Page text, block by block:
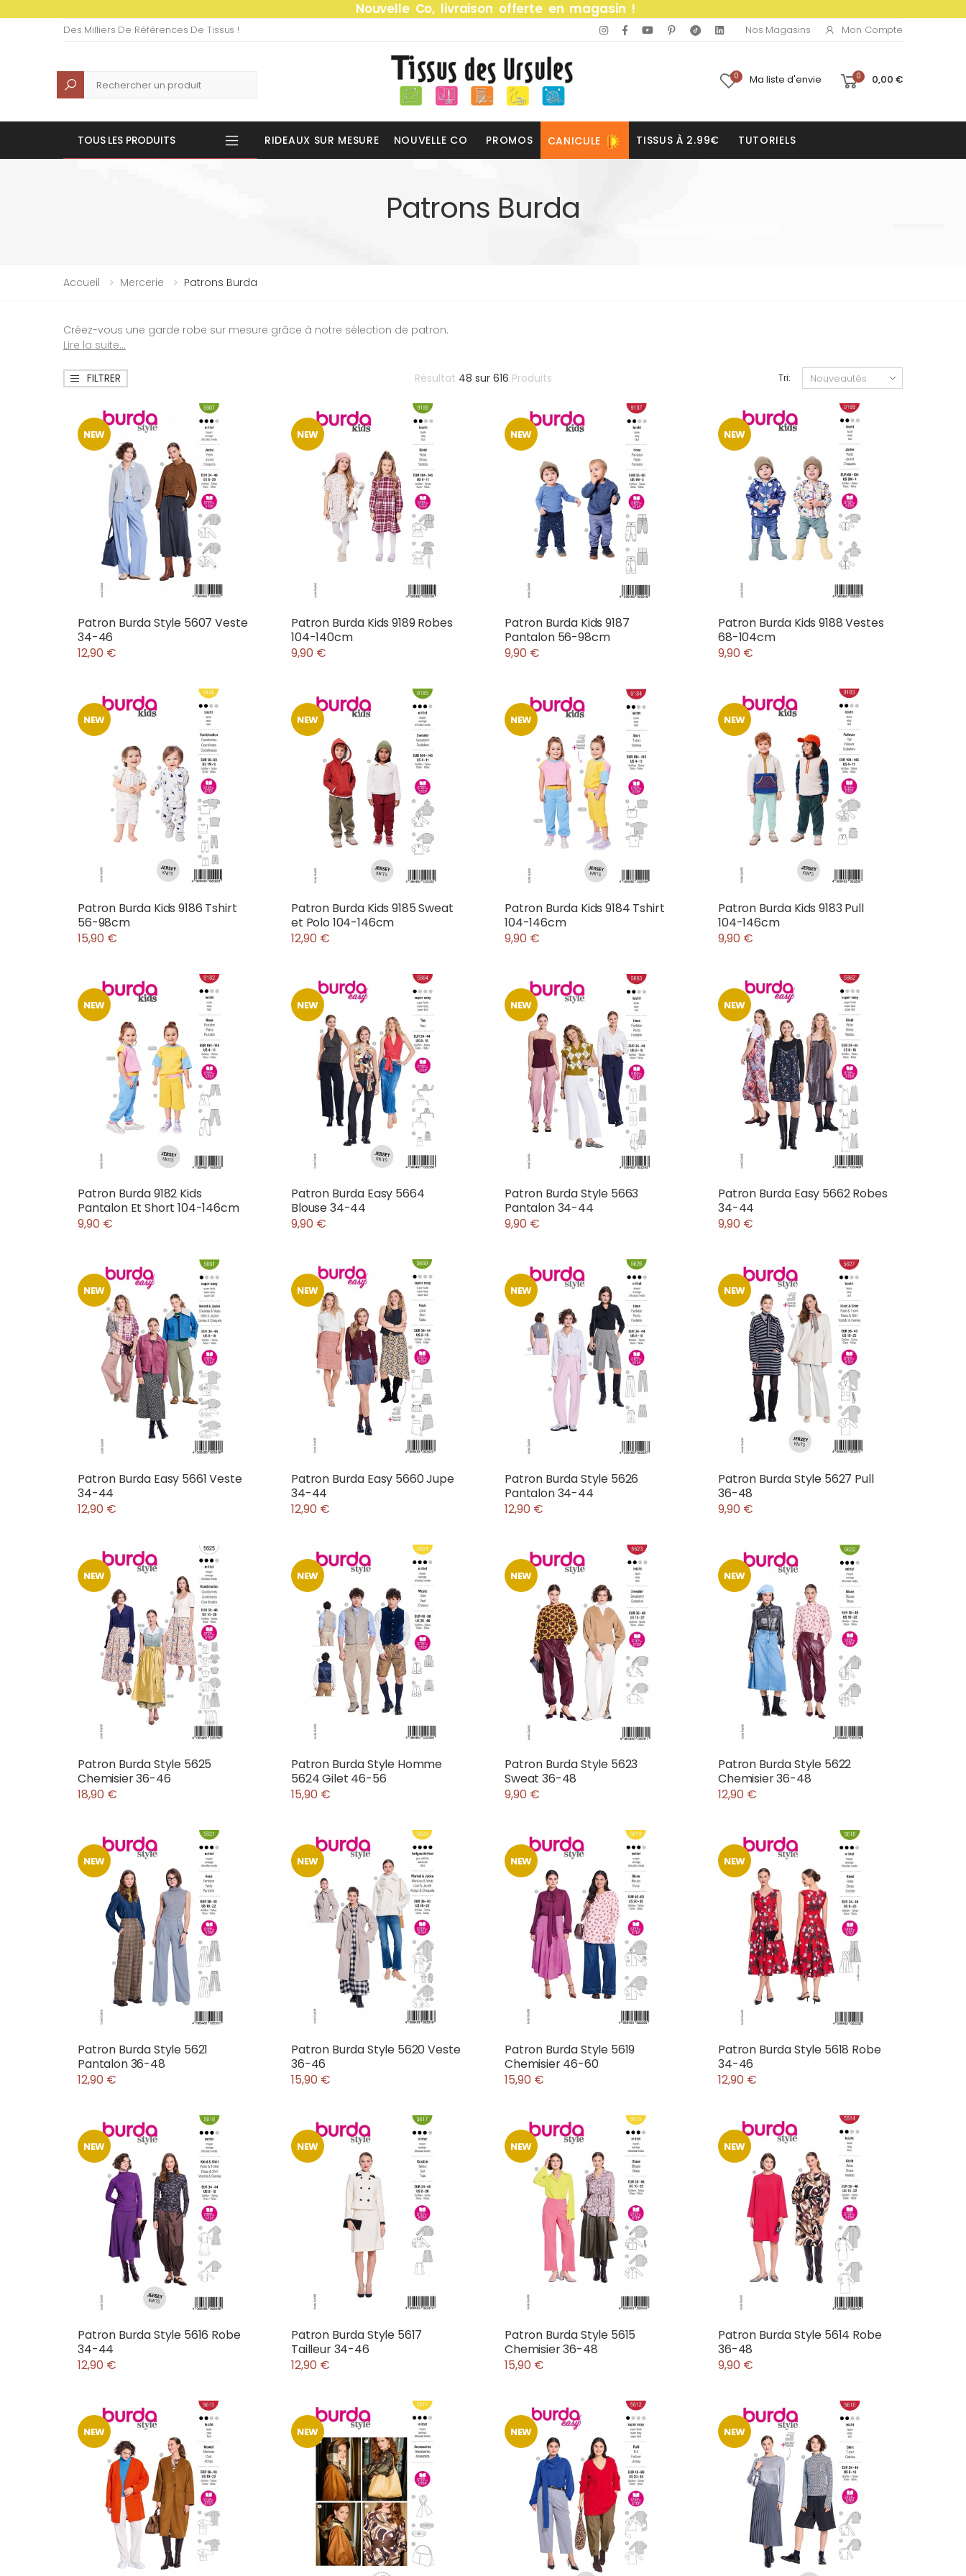
Nouvelle Co, livraison offerte en magasin !
Des Milliers De Références De Tissus ! Nos Magasins Mon Compte
Recherche 0 Ma liste d'envie 0 0,00 €
TOUS LES PRODUITS RIDEAUX SUR MESURE NOUVELLE CO PROMOS CANICULE TISSUS À 2.99€ TUTORIELS
Patrons Burda
Accueil Mercerie Patrons Burda
Créez-vous une garde robe sur mesure grâce à notre sélection de patron.
Lire la suite...
FILTRER Résultat 48 sur 616 Produits Tri:
NEW
Patron Burda Style 5607 Veste
34-46
12,90 €
NEW
Patron Burda Kids 9189 Robes
104-140cm
9,90 €
NEW
Patron Burda Kids 9187
Pantalon 56-98cm
9,90 €
NEW
Patron Burda Kids 9188 Vestes
68-104cm
9,90 €
NEW
Patron Burda Kids 9186 Tshirt
56-98cm
15,90 €
NEW
Patron Burda Kids 9185 Sweat
et Polo 104-146cm
12,90 €
NEW
Patron Burda Kids 9184 Tshirt
104-146cm
9,90 €
NEW
Patron Burda Kids 9183 Pull
104-146cm
9,90 €
NEW
Patron Burda 9182 Kids
Pantalon Et Short 104-146cm
9,90 €
NEW
Patron Burda Easy 5664
Blouse 34-44
9,90 €
NEW
Patron Burda Style 5663
Pantalon 34-44
9,90 €
NEW
Patron Burda Easy 5662 Robes
34-44
9,90 €
NEW
Patron Burda Easy 5661 Veste
34-44
12,90 €
NEW
Patron Burda Easy 5660 Jupe
34-44
12,90 €
NEW
Patron Burda Style 5626
Pantalon 34-44
12,90 €
NEW
Patron Burda Style 5627 Pull
36-48
9,90 €
NEW
Patron Burda Style 5625
Chemisier 36-46
18,90 €
NEW
Patron Burda Style Homme
5624 Gilet 46-56
15,90 €
NEW
Patron Burda Style 5623
Sweat 36-48
9,90 €
NEW
Patron Burda Style 5622
Chemisier 36-48
12,90 €
NEW
Patron Burda Style 5621
Pantalon 36-48
12,90 €
NEW
Patron Burda Style 5620 Veste
36-46
15,90 €
NEW
Patron Burda Style 5619
Chemisier 46-60
15,90 €
NEW
Patron Burda Style 5618 Robe
34-46
12,90 €
NEW
Patron Burda Style 5616 Robe
34-44
12,90 €
NEW
Patron Burda Style 5617
Tailleur 34-46
12,90 €
NEW
Patron Burda Style 5615
Chemisier 36-48
15,90 €
NEW
Patron Burda Style 5614 Robe
36-48
9,90 €
NEW NEW NEW NEW